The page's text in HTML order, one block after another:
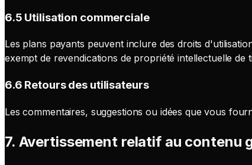
6.5 Utilisation commerciale
Les plans payants peuvent inclure des droits
exempt de revendications de propriété intellectuelle
6.6 Retours des utilisateurs
Les commentaires, suggestions ou idées que vous
7. Avertissement relatif au contenu